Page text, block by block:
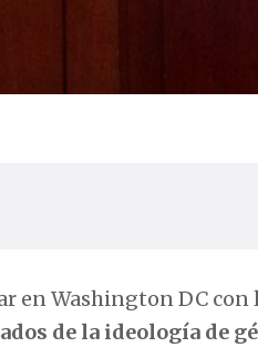
en Washington DC con
de la ideología de